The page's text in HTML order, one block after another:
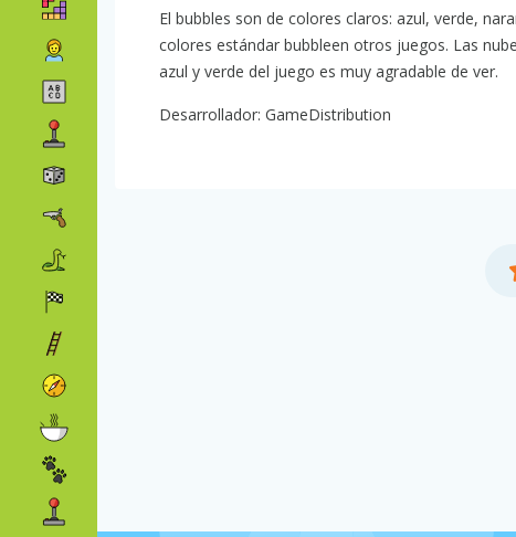
El bubbles son de colores claros: azul, verde,
colores estándar bubbleen otros juegos. Las
azul y verde del juego es muy agradable de ver.
Desarrollador: GameDistribution